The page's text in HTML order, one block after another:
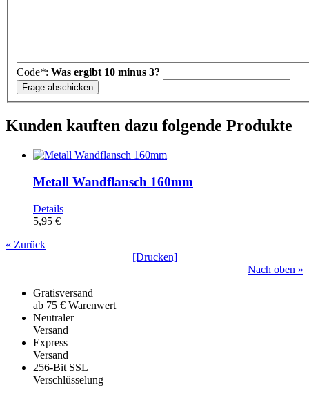
Code*: Was ergibt 10 minus 3?
Kunden kauften dazu folgende Produkte
Metall Wandflansch 160mm
Details
5,95 €
« Zurück
[Drucken]
Nach oben »
Gratisversand
ab 75 € Warenwert
Neutraler
Versand
Express
Versand
256-Bit SSL
Verschlüsselung